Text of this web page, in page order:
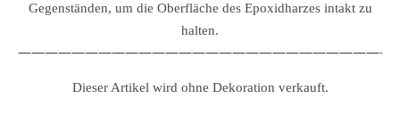
Gegenständen, um die Oberfläche des Epoxidharzes intakt zu
halten.
Dieser Artikel wird ohne Dekoration verkauft.